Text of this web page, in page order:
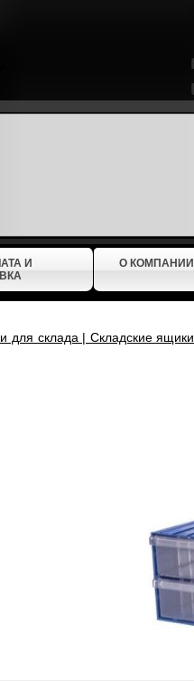
И
О КОМПАНИИ
для склада | Складские ящики